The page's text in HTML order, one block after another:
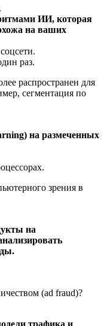
ИИ, которая
на ваших
раз.
распространен для
сегментация по
на размеченных
зрения в
на
(ad fraud)?
трафика и